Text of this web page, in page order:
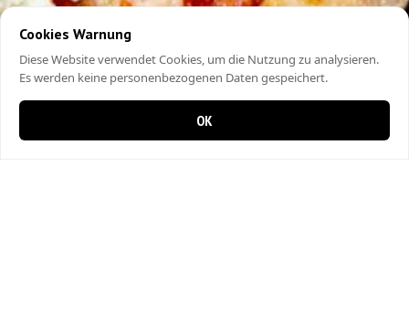
Cookies Warnung
Diese Website verwendet Cookies, um die Nutzung zu analysieren.
Es werden keine personenbezogenen Daten gespeichert.
OK